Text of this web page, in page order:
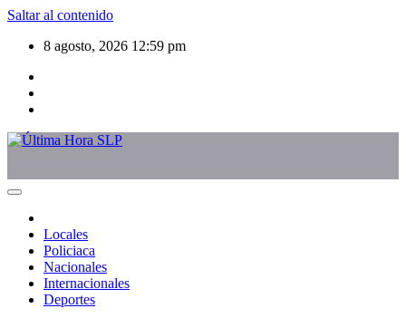
Saltar al contenido
8 agosto, 2026 12:59 pm
Locales
Policiaca
Nacionales
Internacionales
Deportes